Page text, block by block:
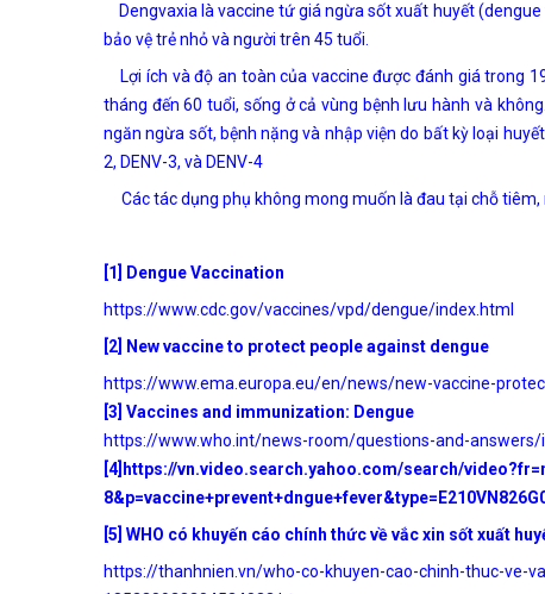
Dengvaxia là vaccine tứ giá ngừa sốt xuất huyết
bảo vệ trẻ nhỏ và người trên 45 tuổi.
Lợi ích và độ an toàn của vaccine được đánh giá trong
tháng đến 60 tuổi, sống ở cả vùng bệnh lưu hành và
ngăn ngừa sốt, bệnh nặng và nhập viện do bất kỳ loại
2, DENV-3, và DENV-4
Các tác dụng phụ không mong muốn là đau tại chỗ tiêm,
[1] Dengue Vaccination
https://www.cdc.gov/vaccines/vpd/dengue/index.html
[2] New vaccine to protect people against dengue
https://www.ema.europa.eu/en/news/new-vaccine-
[3] Vaccines and immunization: Dengue
https://www.who.int/news-room/questions-and-
[4]https://vn.video.search.yahoo.com/search/
[5] WHO có khuyến cáo chính thức về vắc xin sốt xuất
https://thanhnien.vn/who-co-khuyen-cao-chinh-thuc-ve-